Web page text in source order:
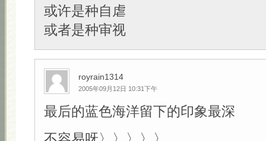
或许是种自虐
或者是种审视
royrain1314
2005年09月12日 10:31下午
最后的蓝色海洋留下的印象最深